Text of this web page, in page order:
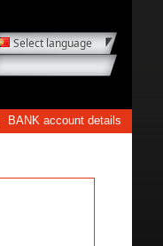
Select language
BANK account details